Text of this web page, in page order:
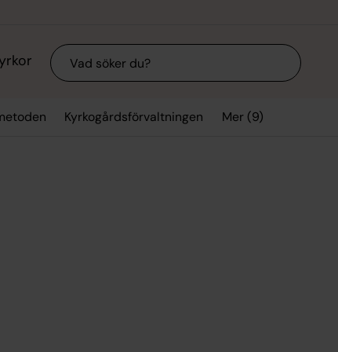
Sök
Kyrkogårdsförvaltningen Mer (9)